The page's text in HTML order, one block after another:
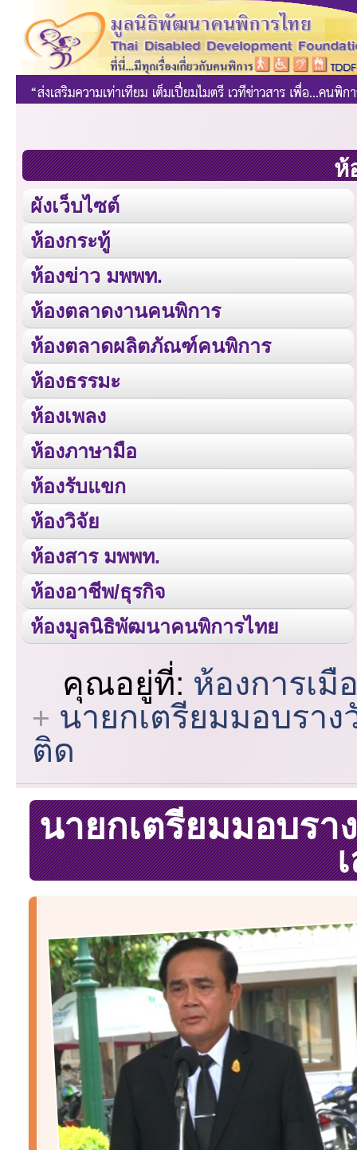
ห้
ผังเว็บไซต์
ห้องกระทู้
ห้องข่าว มพพท.
ห้องตลาดงานคนพิการ
ห้องตลาดผลิตภัณฑ์คนพิการ
ห้องธรรมะ
ห้องเพลง
ห้องภาษามือ
ห้องรับแขก
ห้องวิจัย
ห้องสาร มพพท.
ห้องอาชีพ/ธุรกิจ
ห้องมูลนิธิพัฒนาคนพิการไทย
คุณอยู่ที่: ห้องการเมื
นายกเตรียมมอบรา
ติด
นายกเตรียมมอบรา